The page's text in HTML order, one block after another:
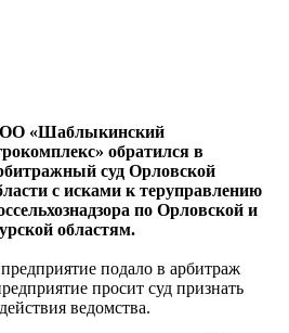
«Шаблыкинский
обратился в
суд Орловской
с исками к теруправлению
по Орловской и
областям.
подало в арбитраж
просит суд признать
ведомства.